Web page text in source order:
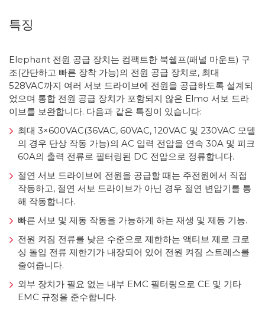
특징
Elephant 전원 공급 장치는 컴팩트한 북쉘프(패널 마운트) 구
조(간단하고 빠른 장착 가능)의 전원 공급 장치로, 최대
528VAC까지 여러 서보 드라이브에 전원을 공급하도록 설계되
었으며 통합 전원 공급 장치가 포함되지 않은 Elmo 서보 드라
이브를 보완합니다. 다음과 같은 특징이 있습니다:
최대 3×600VAC(36VAC, 60VAC, 120VAC 및 230VAC 모델
의 경우 단상 작동 가능)의 AC 입력 전압을 연속 30A 및 피크
60A의 출력 전류로 필터링된 DC 전압으로 정류합니다.
절연 서보 드라이브에 전원을 공급할 때는 주전원에서 직접
작동하고, 절연 서보 드라이브가 아닌 경우 절연 변압기를 통
해 작동합니다.
빠른 서보 및 제동 작동을 가능하게 하는 재생 및 제동 기능.
전원 켜짐 전류를 낮은 수준으로 제한하는 액티브 제로 크로
싱 돌입 전류 제한기가 내장되어 있어 전원 켜짐 스트레스를
줄여줍니다.
외부 장치가 필요 없는 내부 EMC 필터링으로 CE 및 기타
EMC 규정을 준수합니다.